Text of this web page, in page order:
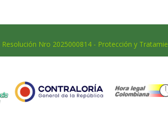
Resolución Nro 2025000814 - Protección y